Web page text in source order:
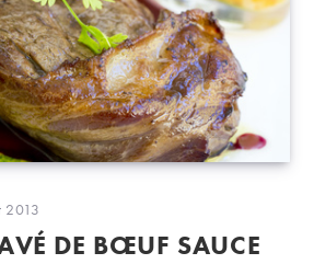
:
2013
DE BŒUF SAUCE